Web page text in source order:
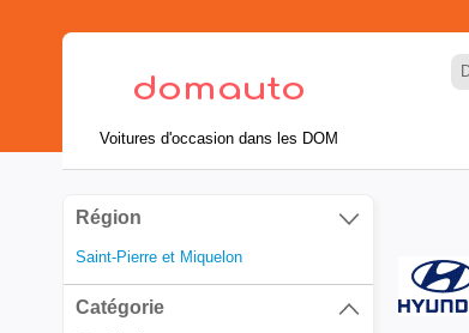
Voitures d'occasion dans les DOM
Région
Saint-Pierre et Miquelon
Catégorie